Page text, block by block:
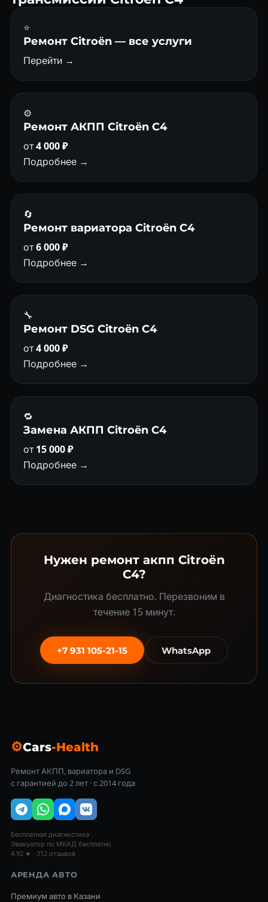
⭐
Ремонт Citroën — все услуги
Перейти →
⚙️
Ремонт АКПП Citroën C4
от4 000 ₽
Подробнее →
🔄
Ремонт вариатора Citroën C4
от6 000 ₽
Подробнее →
🔧
Ремонт DSG Citroën C4
от4 000 ₽
Подробнее →
🔁
Замена АКПП Citroën C4
от15 000 ₽
Подробнее →
Нужен ремонт акпп Citroën
C4?
Диагностика бесплатно. Перезвоним в
течение 15 минут.
+7 931 105-21-15 WhatsApp
⚙Cars-Health
Ремонт АКПП, вариатора и DSG
с гарантией до 2 лет · с 2014 года
Бесплатная диагностика
Эвакуатор по МКАД бесплатно
4.92 ★ · 312 отзывов
АРЕНДА АВТО
Премиум авто в Казани